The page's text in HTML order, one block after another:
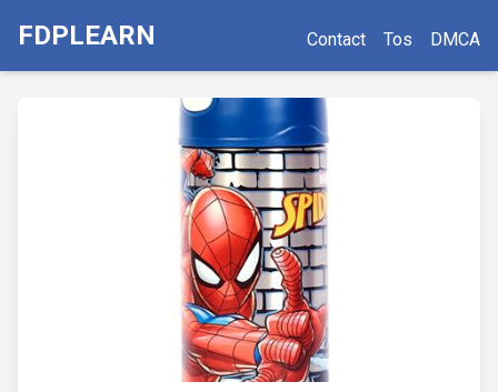
FDPLEARN Contact Tos DMCA